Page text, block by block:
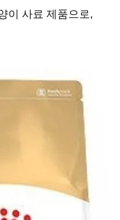
이 사료 제품으로,